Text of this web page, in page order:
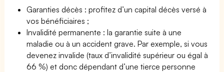
Garanties décès : profitez d’un capital décès versé à
vos bénéficiaires ;
Invalidité permanente : la garantie suite à une
maladie ou à un accident grave. Par exemple, si vous
devenez invalide (taux d’invalidité supérieur ou égal à
66 %) et donc dépendant d’une tierce personne